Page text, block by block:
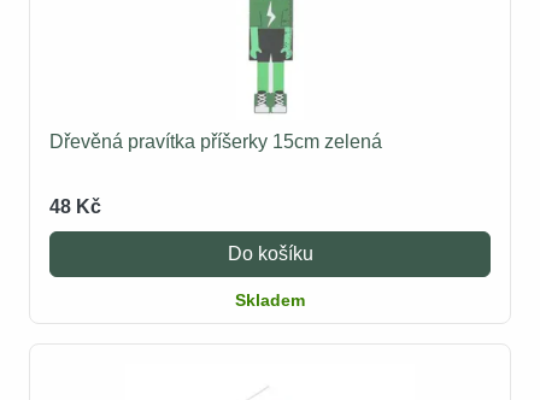
Dřevěná pravítka příšerky 15cm zelená
48 Kč
Do košíku
Skladem